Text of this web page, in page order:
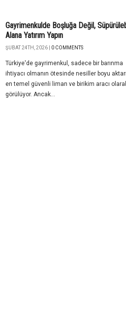
Gayrimenkulde Boşluğa Değil,
Alana Yatırım Yapın
ŞUBAT 24TH, 2026 | 0 COMMENTS
Türkiye'de gayrimenkul, sadece bir barınma
ihtiyacı olmanın ötesinde nesiller boyu
en temel güvenli liman ve birikim aracı
görülüyor. Ancak...